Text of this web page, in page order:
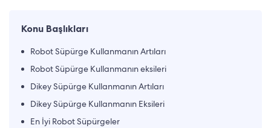
Konu Başlıkları
Robot Süpürge Kullanmanın Artıları
Robot Süpürge Kullanmanın eksileri
Dikey Süpürge Kullanmanın Artıları
Dikey Süpürge Kullanmanın Eksileri
En İyi Robot Süpürgeler